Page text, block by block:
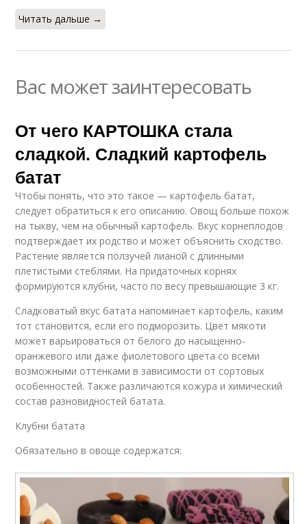
Читать дальше →
Вас может заинтересовать
От чего КАРТОШКА стала
сладкой. Сладкий картофель
батат
Чтобы понять, что это такое — картофель батат,
следует обратиться к его описанию. Овощ больше похож
на тыкву, чем на обычный картофель. Вкус корнеплодов
подтверждает их родство и может объяснить сходство.
Растение является ползучей лианой с длинными
плетистыми стеблями. На придаточных корнях
формируются клубни, часто по весу превышающие 3 кг.
Сладковатый вкус батата напоминает картофель, каким
тот становится, если его подморозить. Цвет мякоти
может варьироваться от белого до насыщенно-
оранжевого или даже фиолетового цвета со всеми
возможными оттенками в зависимости от сортовых
особенностей. Также различаются кожура и химический
состав разновидностей батата.
Клубни батата
Обязательно в овоще содержатся: